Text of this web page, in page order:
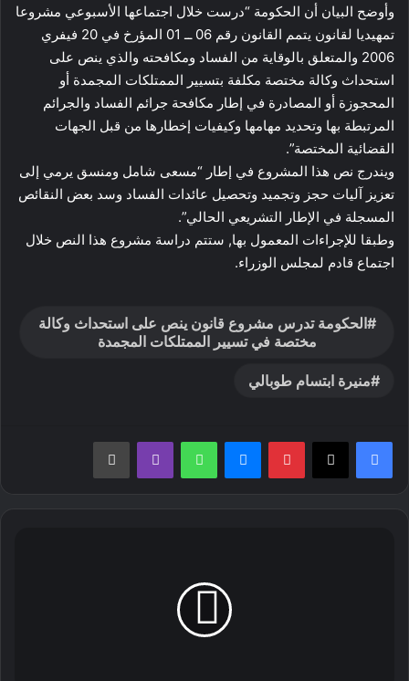
وأوضح البيان أن الحكومة “درست خلال اجتماعها الأسبوعي مشروعا
تمهيديا لقانون يتمم القانون رقم 06 ــ 01 المؤرخ في 20 فيفري
2006 والمتعلق بالوقاية من الفساد ومكافحته والذي ينص على
استحداث وكالة مختصة مكلفة بتسيير الممتلكات المجمدة أو
المحجوزة أو المصادرة في إطار مكافحة جرائم الفساد والجرائم
المرتبطة بها وتحديد مهامها وكيفيات إخطارها من قبل الجهات
القضائية المختصة”.
ويندرج نص هذا المشروع في إطار “مسعى شامل ومنسق يرمي إلى
تعزيز آليات حجز وتجميد وتحصيل عائدات الفساد وسد بعض النقائص
المسجلة في الإطار التشريعي الحالي”.
وطبقا للإجراءات المعمول بها, ستتم دراسة مشروع هذا النص خلال
اجتماع قادم لمجلس الوزراء.
الحكومة تدرس مشروع قانون ينص على استحداث وكالة
مختصة في تسيير الممتلكات المجمدة
منيرة ابتسام طوبالي
بينتيريستماسنجر واتساب ڤايبر طباعة